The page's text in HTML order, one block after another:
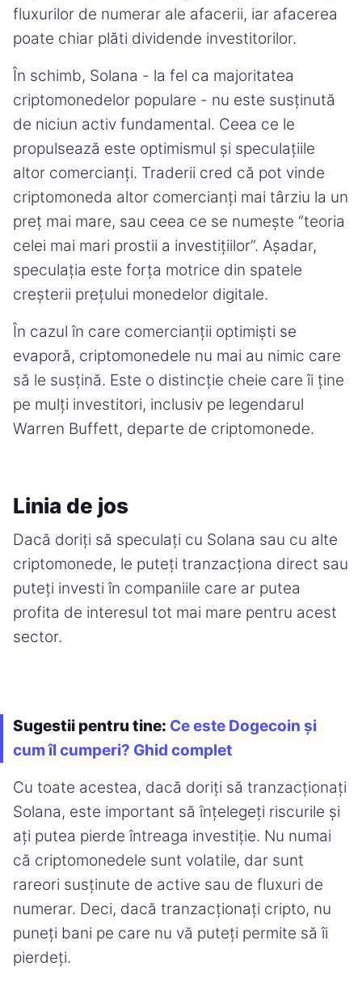
fluxurilor de numerar ale afacerii, iar afacerea
poate chiar plăti dividende investitorilor.
În schimb, Solana - la fel ca majoritatea
criptomonedelor populare - nu este susținută
de niciun activ fundamental. Ceea ce le
propulsează este optimismul și speculațiile
altor comercianți. Traderii cred că pot vinde
criptomoneda altor comercianți mai târziu la un
preț mai mare, sau ceea ce se numește “teoria
celei mai mari prostii a investițiilor”. Așadar,
speculația este forța motrice din spatele
creșterii prețului monedelor digitale.
În cazul în care comercianții optimiști se
evaporă, criptomonedele nu mai au nimic care
să le susțină. Este o distincție cheie care îi ține
pe mulți investitori, inclusiv pe legendarul
Warren Buffett, departe de criptomonede.
Linia de jos
Dacă doriți să speculați cu Solana sau cu alte
criptomonede, le puteți tranzacționa direct sau
puteți investi în companiile care ar putea
profita de interesul tot mai mare pentru acest
sector.
Sugestii pentru tine: Ce este Dogecoin și
cum îl cumperi? Ghid complet
Cu toate acestea, dacă doriți să tranzacționați
Solana, este important să înțelegeți riscurile și
ați putea pierde întreaga investiție. Nu numai
că criptomonedele sunt volatile, dar sunt
rareori susținute de active sau de fluxuri de
numerar. Deci, dacă tranzacționați cripto, nu
puneți bani pe care nu vă puteți permite să îi
pierdeți.